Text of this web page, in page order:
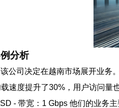
分析
公司决定在越南市场展开业
速度提升了30%，用户访问
- 带宽：1 Gbps 他们的业务